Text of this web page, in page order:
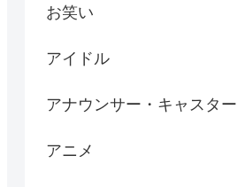
お笑い
アイドル
アナウンサー・キャスター
アニメ